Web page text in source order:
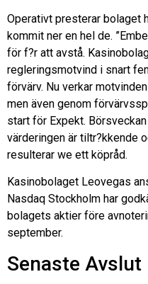
Operativt presterar bolaget
kommit ner en hel de.
för f?r att avstå.
regleringsmotvind i snart
förvärv. Nu verkar
men även genom
start för Expekt.
värderingen är tiltr?kkende
resulterar we ett köpråd.
Kasinobolaget Leovegas
Nasdaq Stockholm har
bolagets aktier före
september.
Senaste Avslut